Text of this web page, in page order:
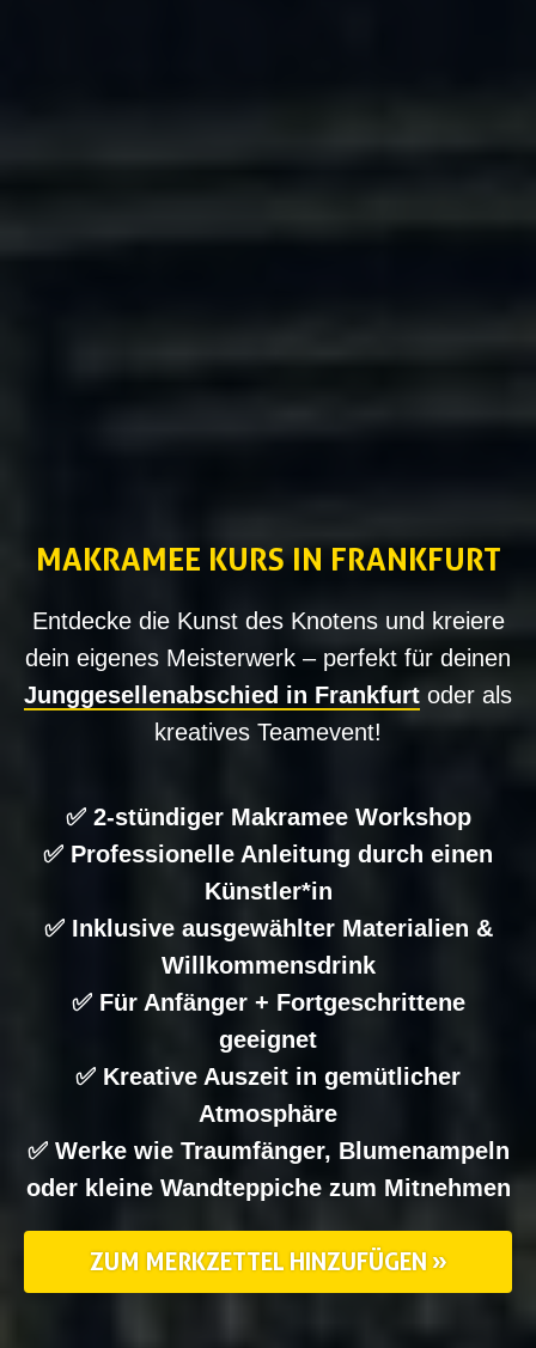
MAKRAMEE KURS IN FRANKFURT
Entdecke die Kunst des Knotens und kreiere
dein eigenes Meisterwerk – perfekt für deinen
Junggesellenabschied in Frankfurt oder als
kreatives Teamevent!
✅ 2-stündiger Makramee Workshop
✅ Professionelle Anleitung durch einen
Künstler*in
✅ Inklusive ausgewählter Materialien &
Willkommensdrink
✅ Für Anfänger + Fortgeschrittene
geeignet
✅ Kreative Auszeit in gemütlicher
Atmosphäre
✅ Werke wie Traumfänger, Blumenampeln
oder kleine Wandteppiche zum Mitnehmen
ZUM MERKZETTEL HINZUFÜGEN »